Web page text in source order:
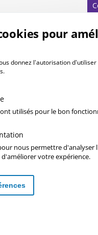
pour
donnez l'autorisation d'utiliser
utilisés pour le bon
nous permettre d'analyser
votre expérience.